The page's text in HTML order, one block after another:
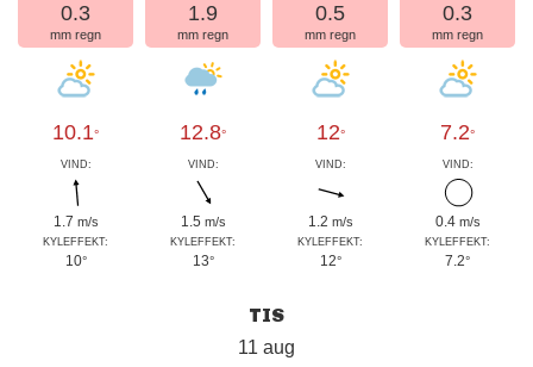
0.3
mm regn
10.1°
VIND:
1.7 m/s
KYLEFFEKT:
10°
1.9
mm regn
12.8°
VIND:
1.5 m/s
KYLEFFEKT:
13°
0.5
mm regn
12°
VIND:
1.2 m/s
KYLEFFEKT:
12°
0.3
mm regn
7.2°
VIND:
0.4 m/s
KYLEFFEKT:
7.2°
TIS
11 aug